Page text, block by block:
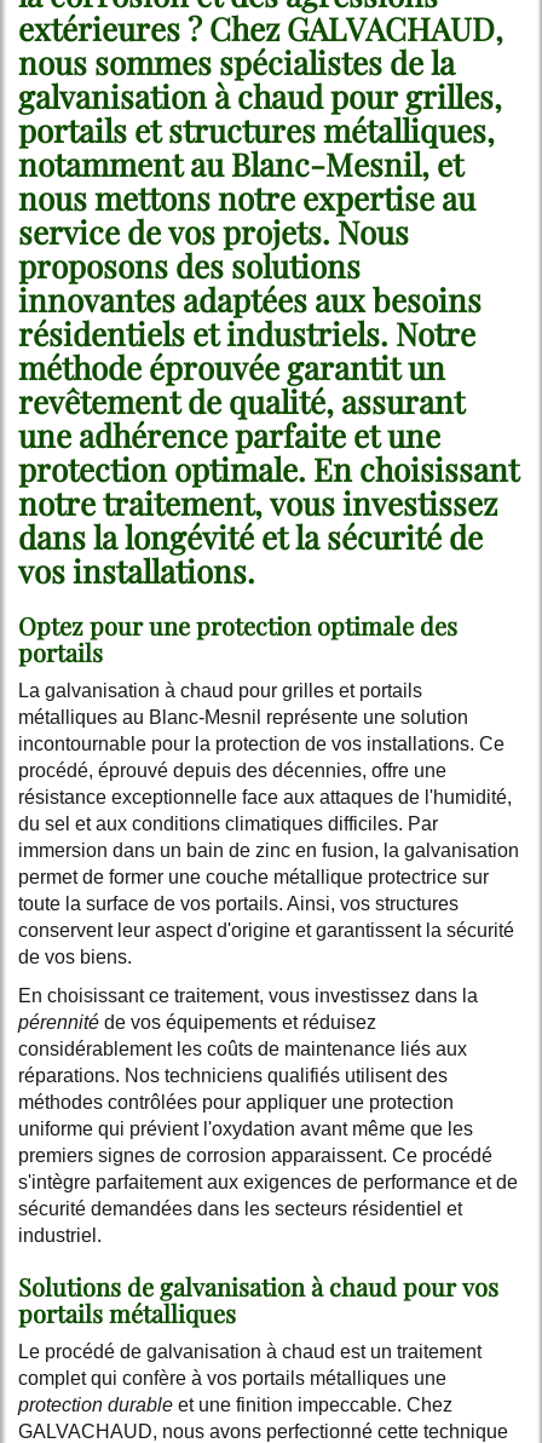
extérieures ? Chez GALVACHAUD,
nous sommes spécialistes de la
galvanisation à chaud pour grilles,
portails et structures métalliques,
notamment au Blanc-Mesnil, et
nous mettons notre expertise au
service de vos projets. Nous
proposons des solutions
innovantes adaptées aux besoins
résidentiels et industriels. Notre
méthode éprouvée garantit un
revêtement de qualité, assurant
une adhérence parfaite et une
protection optimale. En choisissant
notre traitement, vous investissez
dans la longévité et la sécurité de
vos installations.
Optez pour une protection optimale des
portails
La galvanisation à chaud pour grilles et portails
métalliques au Blanc-Mesnil représente une solution
incontournable pour la protection de vos installations. Ce
procédé, éprouvé depuis des décennies, offre une
résistance exceptionnelle face aux attaques de l'humidité,
du sel et aux conditions climatiques difficiles. Par
immersion dans un bain de zinc en fusion, la galvanisation
permet de former une couche métallique protectrice sur
toute la surface de vos portails. Ainsi, vos structures
conservent leur aspect d'origine et garantissent la sécurité
de vos biens.
En choisissant ce traitement, vous investissez dans la
pérennité de vos équipements et réduisez
considérablement les coûts de maintenance liés aux
réparations. Nos techniciens qualifiés utilisent des
méthodes contrôlées pour appliquer une protection
uniforme qui prévient l'oxydation avant même que les
premiers signes de corrosion apparaissent. Ce procédé
s'intègre parfaitement aux exigences de performance et de
sécurité demandées dans les secteurs résidentiel et
industriel.
Solutions de galvanisation à chaud pour vos
portails métalliques
Le procédé de galvanisation à chaud est un traitement
complet qui confère à vos portails métalliques une
protection durable et une finition impeccable. Chez
GALVACHAUD, nous avons perfectionné cette technique